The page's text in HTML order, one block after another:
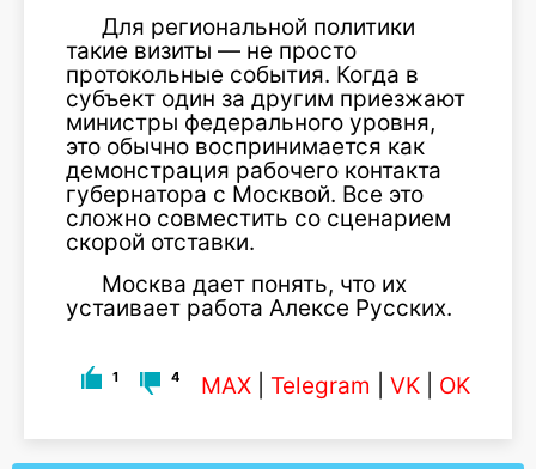
Для региональной политики
такие визиты — не просто
протокольные события. Когда в
субъект один за другим приезжают
министры федерального уровня,
это обычно воспринимается как
демонстрация рабочего контакта
губернатора с Москвой. Все это
сложно совместить со сценарием
скорой отставки.
Москва дает понять, что их
устаивает работа Алексе Русских.
1 4 MAX Telegram VK OK